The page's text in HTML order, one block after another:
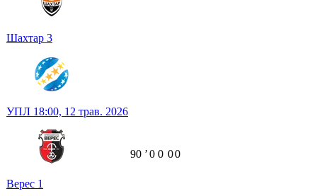
Шахтар 3
УПЛ 18:00, 12 трав. 2026
Верес 1
90 ʼ0 0 00